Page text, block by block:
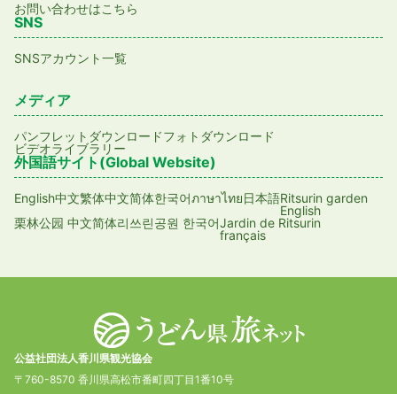
お問い合わせはこちら
SNS
SNSアカウント一覧
メディア
パンフレットダウンロードフォトダウンロード
ビデオライブラリー
外国語サイト(Global Website)
English中文繁体中文简体한국어ภาษาไทย日本語Ritsurin garden
English
栗林公园 中文简体리쓰린공원 한국어Jardin de Ritsurin
français
公益社団法人香川県観光協会
〒760-8570 香川県高松市番町四丁目1番10号